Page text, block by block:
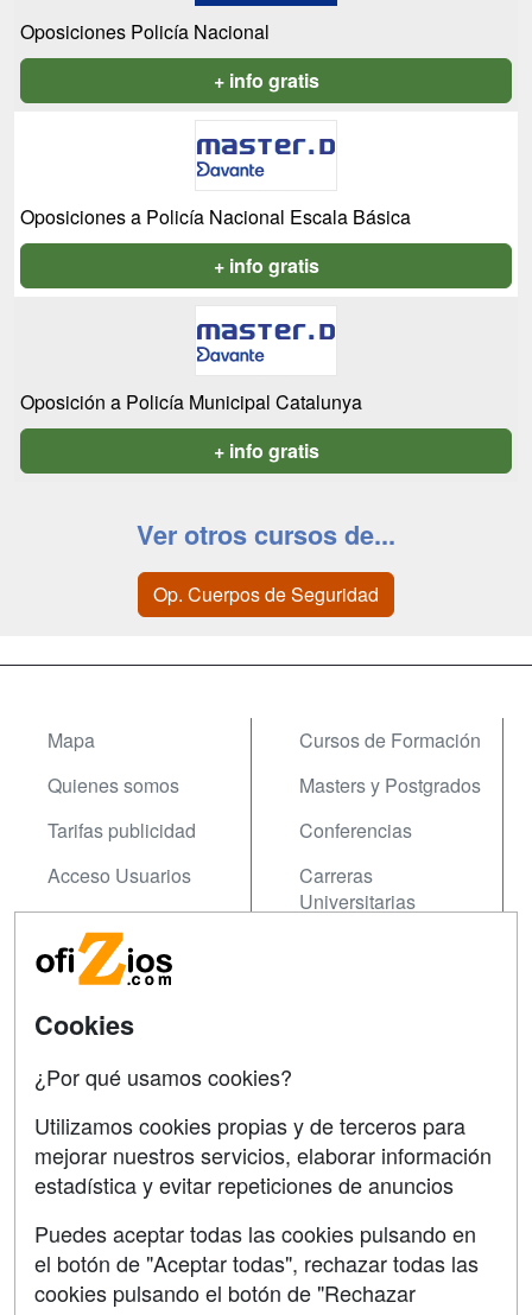
Oposiciones Policía Nacional
+ info gratis
Oposiciones a Policía Nacional Escala Básica
+ info gratis
Oposición a Policía Municipal Catalunya
+ info gratis
Ver otros cursos de...
Op. Cuerpos de Seguridad
Mapa
Quienes somos
Tarifas publicidad
Acceso Usuarios
Acceso Centros
Cursos de Formación
Masters y Postgrados
Conferencias
Carreras
Universitarias
Contactar
Copyleft
Grupo formazion:
Cookies
¿Por qué usamos cookies?
Utilizamos cookies propias y de terceros para
mejorar nuestros servicios, elaborar información
estadística y evitar repeticiones de anuncios
Puedes aceptar todas las cookies pulsando en
el botón de "Aceptar todas", rechazar todas las
cookies pulsando el botón de "Rechazar